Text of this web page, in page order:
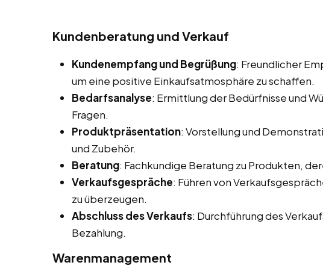
Kundenberatung und Verkauf
Kundenempfang und Begrüßung: Freundlicher
um eine positive Einkaufsatmosphäre zu schaffen.
Bedarfsanalyse: Ermittlung der Bedürfnisse und
Fragen.
Produktpräsentation: Vorstellung und
und Zubehör.
Beratung: Fachkundige Beratung zu Produkten,
Verkaufsgespräche: Führen von
zu überzeugen.
Abschluss des Verkaufs: Durchführung des
Bezahlung.
Warenmanagement